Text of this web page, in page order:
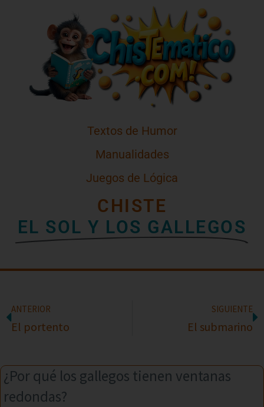
Textos de Humor
Manualidades
Juegos de Lógica
CHISTE
EL SOL Y LOS GALLEGOS
ANTERIOR
El portento
SIGUIENTE
El submarino
¿Por qué los gallegos tienen ventanas
redondas?